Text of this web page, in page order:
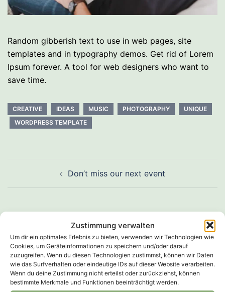
Zustimmung verwalten
Um dir ein optimales Erlebnis zu bieten, verwenden wir Technologien wie
Cookies, um Geräteinformationen zu speichern und/oder darauf
zuzugreifen. Wenn du diesen Technologien zustimmst, können wir Daten
wie das Surfverhalten oder eindeutige IDs auf dieser Website verarbeiten.
Wenn du deine Zustimmung nicht erteilst oder zurückziehst, können
bestimmte Merkmale und Funktionen beeinträchtigt werden.
Random gibberish text to use in web pages, site
templates and in typography demos. Get rid of Lorem
Ipsum forever. A tool for web designers who want to
save time.
CREATIVE IDEAS MUSIC PHOTOGRAPHY
UNIQUE
WORDPRESS TEMPLATE
Don’t miss our next event
Schreibe einen Kommentar
Du musstangemeldetsein, um einen Kommentar
abzugeben.